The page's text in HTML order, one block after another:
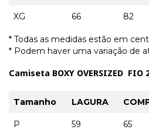
XG 66 82
* Todas as medidas estão em
* Podem haver uma variação de
Camiseta BOXY OVERSIZED FIO
Tamanho LAGURA
P 59 65